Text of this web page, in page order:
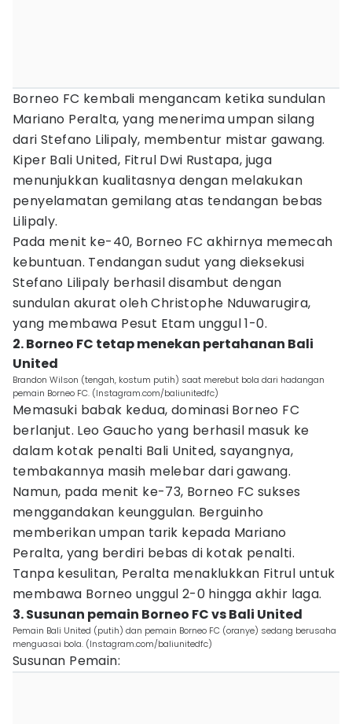
Borneo FC kembali mengancam ketika sundulan
Mariano Peralta, yang menerima umpan silang
dari Stefano Lilipaly, membentur mistar gawang.
Kiper Bali United, Fitrul Dwi Rustapa, juga
menunjukkan kualitasnya dengan melakukan
penyelamatan gemilang atas tendangan bebas
Lilipaly.
Pada menit ke-40, Borneo FC akhirnya memecah
kebuntuan. Tendangan sudut yang dieksekusi
Stefano Lilipaly berhasil disambut dengan
sundulan akurat oleh Christophe Nduwarugira,
yang membawa Pesut Etam unggul 1-0.
2. Borneo FC tetap menekan pertahanan Bali
United
Brandon Wilson (tengah, kostum putih) saat merebut bola dari hadangan
pemain Borneo FC. (Instagram.com/baliunitedfc)
Memasuki babak kedua, dominasi Borneo FC
berlanjut. Leo Gaucho yang berhasil masuk ke
dalam kotak penalti Bali United, sayangnya,
tembakannya masih melebar dari gawang.
Namun, pada menit ke-73, Borneo FC sukses
menggandakan keunggulan. Berguinho
memberikan umpan tarik kepada Mariano
Peralta, yang berdiri bebas di kotak penalti.
Tanpa kesulitan, Peralta menaklukkan Fitrul untuk
membawa Borneo unggul 2-0 hingga akhir laga.
3. Susunan pemain Borneo FC vs Bali United
Pemain Bali United (putih) dan pemain Borneo FC (oranye) sedang berusaha
menguasai bola. (Instagram.com/baliunitedfc)
Susunan Pemain: